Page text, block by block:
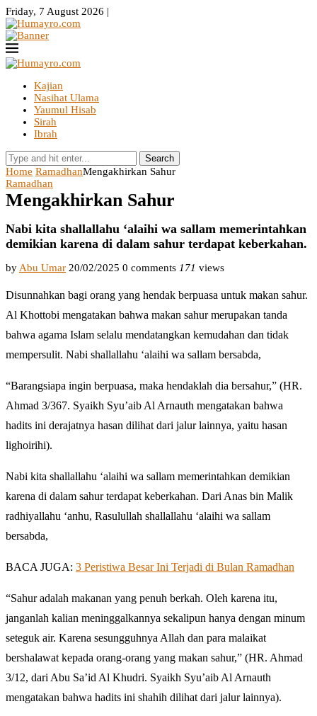
Friday, 7 August 2026 |
Kajian
Nasihat Ulama
Yaumul Hisab
Sirah
Ibrah
Search
Home RamadhanMengakhirkan Sahur
Ramadhan
Mengakhirkan Sahur
Nabi kita shallallahu ‘alaihi wa sallam memerintahkan
demikian karena di dalam sahur terdapat keberkahan.
by Abu Umar 20/02/2025 0 comments 171 views
Disunnahkan bagi orang yang hendak berpuasa untuk makan sahur.
Al Khottobi mengatakan bahwa makan sahur merupakan tanda
bahwa agama Islam selalu mendatangkan kemudahan dan tidak
mempersulit. Nabi shallallahu ‘alaihi wa sallam bersabda,
“Barangsiapa ingin berpuasa, maka hendaklah dia bersahur,” (HR.
Ahmad 3/367. Syaikh Syu’aib Al Arnauth mengatakan bahwa
hadits ini derajatnya hasan dilihat dari jalur lainnya, yaitu hasan
lighoirihi).
Nabi kita shallallahu ‘alaihi wa sallam memerintahkan demikian
karena di dalam sahur terdapat keberkahan. Dari Anas bin Malik
radhiyallahu ‘anhu, Rasulullah shallallahu ‘alaihi wa sallam
bersabda,
BACA JUGA: 3 Peristiwa Besar Ini Terjadi di Bulan Ramadhan
“Sahur adalah makanan yang penuh berkah. Oleh karena itu,
janganlah kalian meninggalkannya sekalipun hanya dengan minum
seteguk air. Karena sesungguhnya Allah dan para malaikat
bershalawat kepada orang-orang yang makan sahur,” (HR. Ahmad
3/12, dari Abu Sa’id Al Khudri. Syaikh Syu’aib Al Arnauth
mengatakan bahwa hadits ini shahih dilihat dari jalur lainnya).